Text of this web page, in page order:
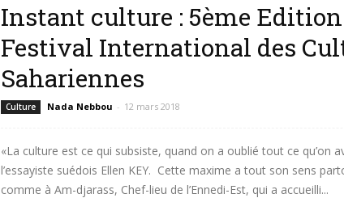
Instant culture : 5ème
Festival International des
Sahariennes
Culture Nada Nebbou - 12 mars 2018
«La culture est ce qui subsiste, quand on a oublié tout ce qu’on
l’essayiste suédois Ellen KEY. Cette maxime a tout son sens
comme à Am-djarass, Chef-lieu de l’Ennedi-Est, qui a accueilli...